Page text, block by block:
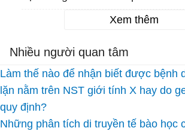
Xem thêm
Nhiều người quan tâm
Làm thế nào để nhận biết được bệnh
lặn nằm trên NST giới tính X hay do
quy định?
Những phân tích di truyền tế bào học